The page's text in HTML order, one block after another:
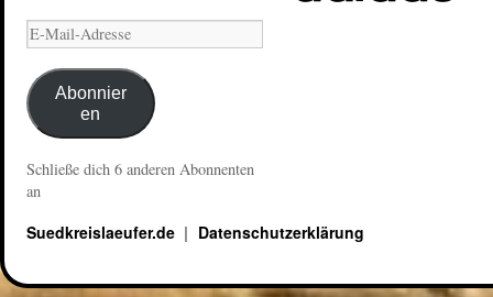
Abonnier
en
Schließe dich 6 anderen Abonnenten
an
Suedkreislaeufer.de Datenschutzerklärung